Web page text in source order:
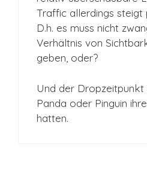
Traffic allerdings steigt
D.h. es muss nicht
Verhältnis von
geben, oder?
Und der Dropzeitpunkt
Panda oder Pinguin
hatten.